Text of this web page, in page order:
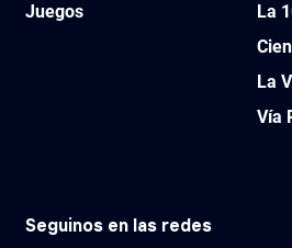
Juegos
La
La
Vía
Seguinos en las redes